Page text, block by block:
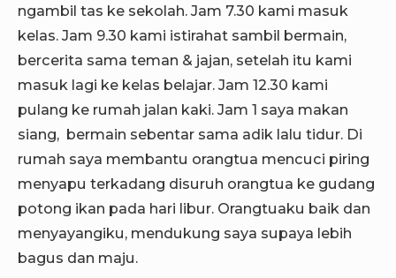
ngambil tas ke sekolah. Jam 7.30 kami masuk
kelas. Jam 9.30 kami istirahat sambil bermain,
bercerita sama teman & jajan, setelah itu kami
masuk lagi ke kelas belajar. Jam 12.30 kami
pulang ke rumah jalan kaki. Jam 1 saya makan
siang, bermain sebentar sama adik lalu tidur. Di
rumah saya membantu orangtua mencuci piring
menyapu terkadang disuruh orangtua ke gudang
potong ikan pada hari libur. Orangtuaku baik dan
menyayangiku, mendukung saya supaya lebih
bagus dan maju.